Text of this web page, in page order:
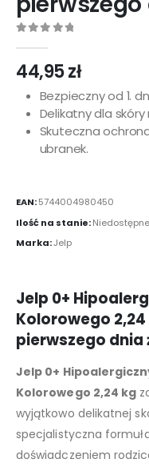
44,95zł
Bezpieczny od 1.
Delikatny dla
Skuteczna
ubranek.
EAN:5744004980450
Ilość na stanie:Niedostępne
Marka:Jelp
Jelp 0+
Kolorowego
pierwszego dnia
Jelp 0+
Kolorowego 2,24 kg
wyjątkowo delikatnej
specjalistyczna
doświadczeniem